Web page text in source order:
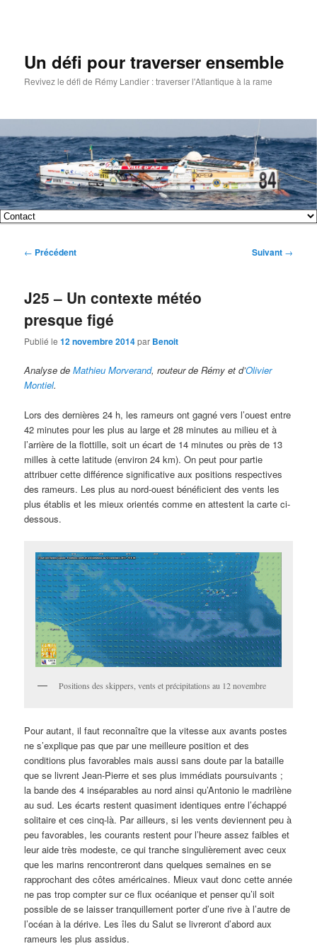
Un défi pour traverser ensemble
Revivez le défi de Rémy Landier : traverser l'Atlantique à la rame
Menu
Aller
au
principal
Aller
au
secondaire
Navigation
← Précédent Suivant →
J25 – Un contexte météo
presque figé
Publié le12 novembre 2014par Benoit
Analyse deMathieu Morverand, routeur de Rémy et d’Olivier
Montiel.
Lors des dernières 24 h, les rameurs ont gagné vers l’ouest entre
42 minutes pour les plus au large et 28 minutes au milieu et à
l’arrière de la flottille, soit un écart de 14 minutes ou près de 13
milles à cette latitude (environ 24 km). On peut pour partie
attribuer cette différence significative aux positions respectives
des rameurs. Les plus au nord-ouest bénéficient des vents les
plus établis et les mieux orientés comme en attestent la carte ci-
dessous.
Positions des skippers, vents et précipitations au 12 novembre
Pour autant, il faut reconnaître que la vitesse aux avants postes
ne s’explique pas que par une meilleure position et des
conditions plus favorables mais aussi sans doute par la bataille
que se livrent Jean-Pierre et ses plus immédiats poursuivants ;
la bande des 4 inséparables au nord ainsi qu’Antonio le madrilène
au sud. Les écarts restent quasiment identiques entre l’échappé
solitaire et ces cinq-là. Par ailleurs, si les vents deviennent peu à
peu favorables, les courants restent pour l’heure assez faibles et
leur aide très modeste, ce qui tranche singulièrement avec ceux
que les marins rencontreront dans quelques semaines en se
rapprochant des côtes américaines. Mieux vaut donc cette année
ne pas trop compter sur ce flux océanique et penser qu’il soit
possible de se laisser tranquillement porter d’une rive à l’autre de
l’océan à la dérive. Les îles du Salut se livreront d’abord aux
rameurs les plus assidus.